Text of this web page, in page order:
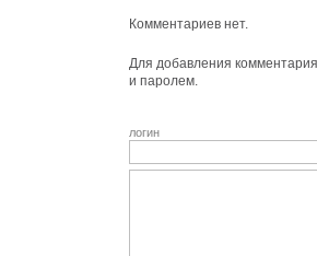
Комментариев нет.
Для добавления
и паролем.
логин